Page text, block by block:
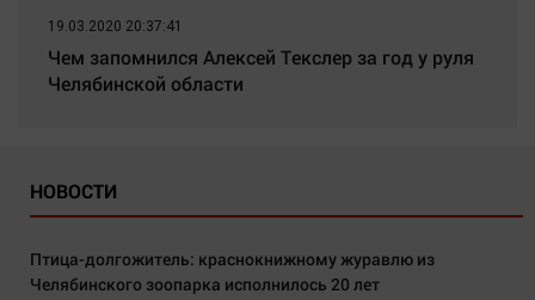
19.03.2020 20:37:41
Чем запомнился Алексей Текслер за год у руля
Челябинской области
НОВОСТИ
Птица-долгожитель: краснокнижному журавлю из
Челябинского зоопарка исполнилось 20 лет